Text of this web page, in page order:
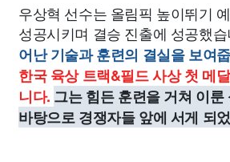
우상혁 선수는 올림픽 높이뛰기
성공시키며 결승 진출에 성공했
어난 기술과 훈련의 결실을 보여
한국 육상 트랙&필드 사상 첫 메
니다. 그는 힘든 훈련을 거쳐 이
바탕으로 경쟁자들 앞에 서게 되